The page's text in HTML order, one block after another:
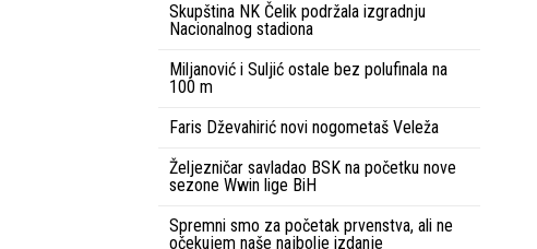
Skupština NK Čelik podržala izgradnju
Nacionalnog stadiona
Miljanović i Suljić ostale bez polufinala na
100 m
Faris Dževahirić novi nogometaš Veleža
Željezničar savladao BSK na početku nove
sezone Wwin lige BiH
Spremni smo za početak prvenstva, ali ne
očekujem naše najbolje izdanje